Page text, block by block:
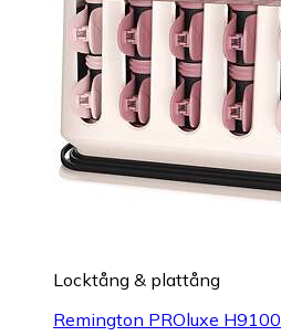
Locktång & plattång
Remington PROluxe H9100